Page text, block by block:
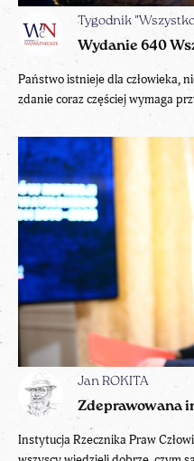
Tygodnik
Wydanie 640
Państwo istnieje dla człowieka,
zdanie coraz częściej wymaga
Jan ROKITA
Zdeprawowana
Instytucja Rzecznika Praw